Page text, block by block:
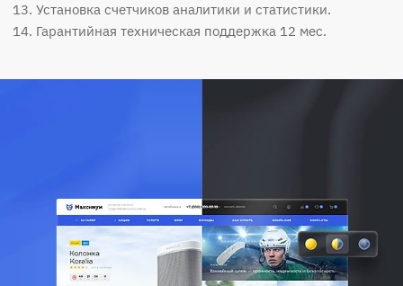
Установка счетчиков аналитики и статистики.
Гарантийная техническая поддержка 12 мес.